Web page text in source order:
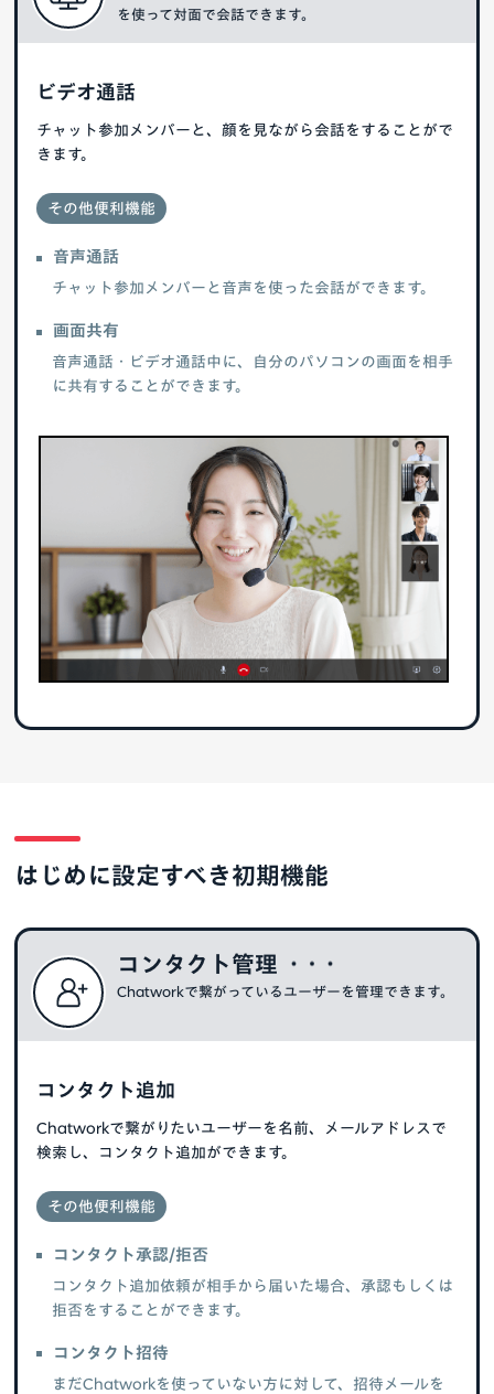
を使って対面で会話できます。
ビデオ通話
チャット参加メンバーと、顔を見ながら会話をすることがで
きます。
その他便利機能
音声通話
チャット参加メンバーと音声を使った会話ができます。
画面共有
音声通話・ビデオ通話中に、自分のパソコンの画面を相手
に共有することができます。
はじめに設定すべき初期機能
コンタクト管理
Chatworkで繋がっているユーザーを管理できます。
コンタクト追加
Chatworkで繋がりたいユーザーを名前、メールアドレスで
検索し、コンタクト追加ができます。
その他便利機能
コンタクト承認/拒否
コンタクト追加依頼が相手から届いた場合、承認もしくは
拒否をすることができます。
コンタクト招待
まだChatworkを使っていない方に対して、招待メールを